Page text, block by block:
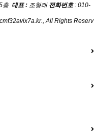
층 대표 : 조형래 전화번호: 010-
All Rights Reserv